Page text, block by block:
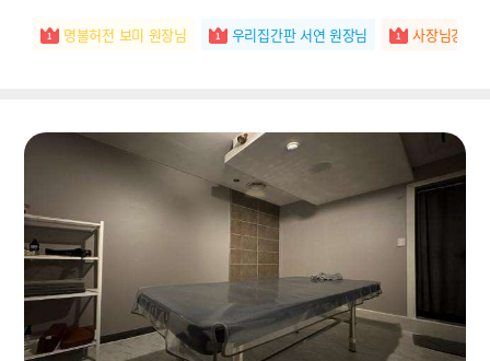
명불허전 보미 원장님 우리집간판 서연 원장님 사장님강추